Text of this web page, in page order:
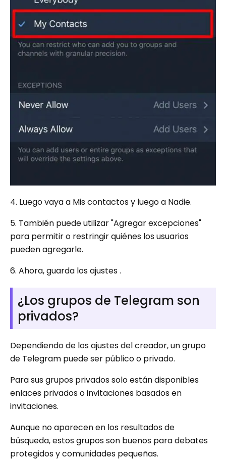
4. Luego vaya a Mis contactos y luego a Nadie.
5. También puede utilizar "Agregar excepciones"
para permitir o restringir quiénes los usuarios
pueden agregarle.
6. Ahora, guarda los ajustes .
¿Los grupos de Telegram son
privados?
Dependiendo de los ajustes del creador, un grupo
de Telegram puede ser público o privado.
Para sus grupos privados solo están disponibles
enlaces privados o invitaciones basados ​​en
invitaciones.
Aunque no aparecen en los resultados de
búsqueda, estos grupos son buenos para debates
protegidos y comunidades pequeñas.